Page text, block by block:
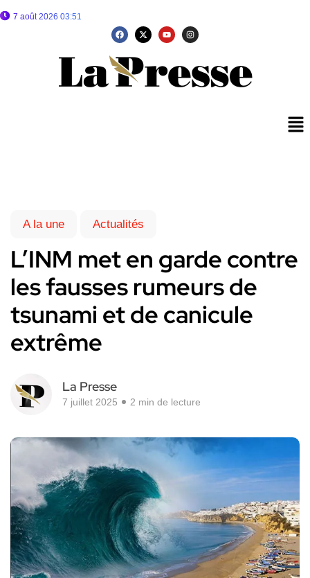
7 août 2026 03:51
A la une Actualités
L’INM met en garde contre
les fausses rumeurs de
tsunami et de canicule
extrême
La Presse
7 juillet 2025 2 min de lecture